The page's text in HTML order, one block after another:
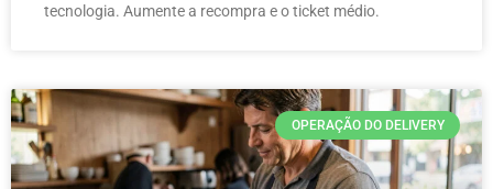
tecnologia. Aumente a recompra e o ticket médio.
OPERAÇÃO DO DELIVERY